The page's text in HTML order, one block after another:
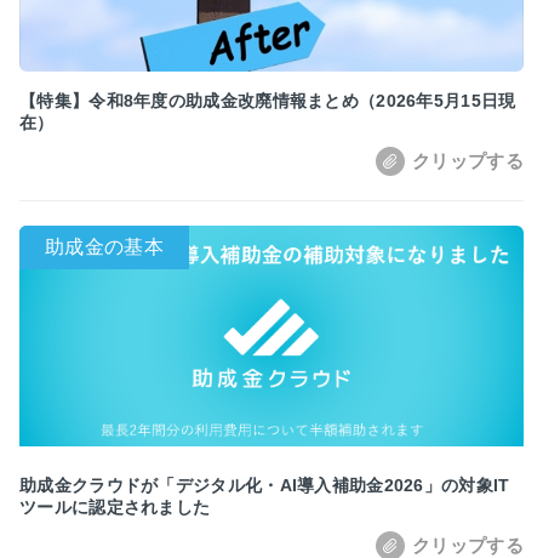
【特集】令和8年度の助成金改廃情報まとめ（2026年5月15日現
在）
助成金クラウドが「デジタル化・AI導入補助金2026」の対象IT
ツールに認定されました